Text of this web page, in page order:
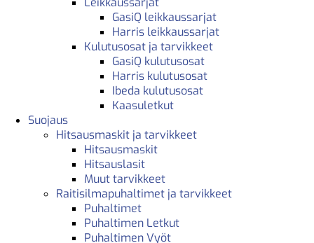
GasiQ leikkaussarjat
Harris leikkaussarjat
Kulutusosat ja tarvikkeet
GasiQ kulutusosat
Harris kulutusosat
Ibeda kulutusosat
Kaasuletkut
Suojaus
Hitsausmaskit ja tarvikkeet
Hitsausmaskit
Hitsauslasit
Muut tarvikkeet
Raitisilmapuhaltimet ja tarvikkeet
Puhaltimet
Puhaltimen Letkut
Puhaltimen Vyöt